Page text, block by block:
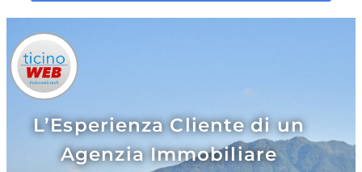
L’Esperienza Cliente di un
Agenzia Immobiliare